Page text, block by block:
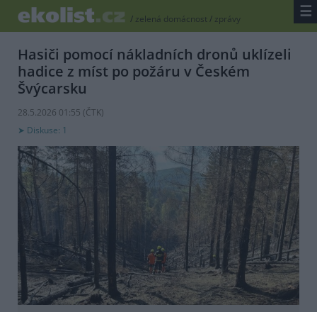
/ zelená domácnost/ zprávy ☰
Hasiči pomocí nákladních dronů uklízeli
hadice z míst po požáru v Českém
Švýcarsku
28.5.2026 01:55 (ČTK)
Diskuse: 1